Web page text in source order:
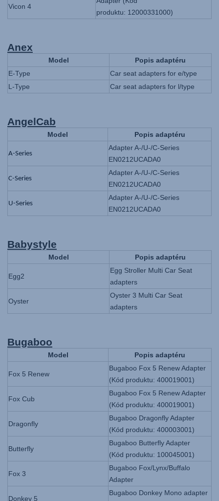
Vicon 4
produktu: 12000331000)
Anex
Model
Popis adaptéru
E-Type
Car seat adapters for e/type
L-Type
Car seat adapters for l/type
AngelCab
Model Popis adaptéru
A-Series
Adapter A-/U-/C-Series
EN0212UCADA0
C-Series
Adapter A-/U-/C-Series
EN0212UCADA0
U-Series
Adapter A-/U-/C-Series
EN0212UCADA0
Babystyle
Model Popis adaptéru
Egg2
Egg Stroller Multi Car Seat
adapters
Oyster
Oyster 3 Multi Car Seat
adapters
Bugaboo
Model Popis adaptéru
Fox 5 Renew
Bugaboo Fox 5 Renew Adapter
(Kód produktu: 400019001)
Fox Cub
Bugaboo Fox 5 Renew Adapter
(Kód produktu: 400019001)
Dragonfly
Bugaboo Dragonfly Adapter
(Kód produktu: 400003001)
Butterfly
Bugaboo Butterfly Adapter
(Kód produktu: 100045001)
Fox 3
Bugaboo Fox/Lynx/Buffalo
Adapter
Donkey 5
Bugaboo Donkey Mono adapter